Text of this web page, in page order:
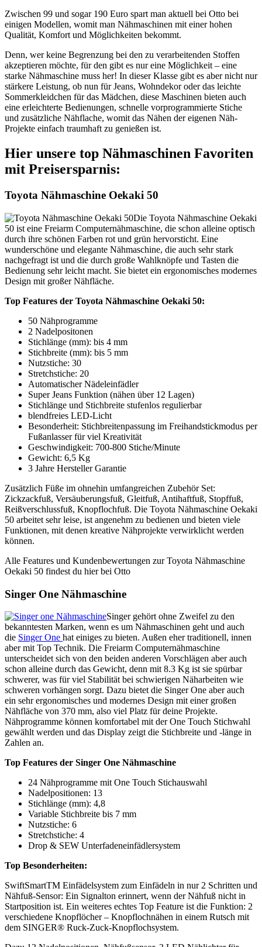
Zwischen 99 und sogar 190 Euro spart man aktuell bei Otto bei
einigen Modellen, womit man Nähmaschinen mit einer hohen
Qualität, Komfort und Möglichkeiten bekommt.
Denn, wer keine Begrenzung bei den zu verarbeitenden Stoffen
akzeptieren möchte, für den gibt es nur eine Möglichkeit – eine
starke Nähmaschine muss her! In dieser Klasse gibt es aber nicht nur
stärkere Leistung, ob nun für Jeans, Wohndekor oder das leichte
Sommerkleidchen für das Mädchen, diese Maschinen bieten auch
eine erleichterte Bedienungen, schnelle vorprogrammierte Stiche
und zusätzliche Nähflache, womit das Nähen der eigenen Näh-
Projekte einfach traumhaft zu genießen ist.
Hier unsere top Nähmaschinen Favoriten
mit Preisersparnis:
Toyota Nähmaschine Oekaki 50
Die Toyota Nähmaschine Oekaki
50 ist eine Freiarm Computernähmaschine, die schon alleine optisch
durch ihre schönen Farben rot und grün hervorsticht. Eine
wunderschöne und elegante Nähmaschine, die auch sehr stark
nachgefragt ist und die durch große Wahlknöpfe und Tasten die
Bedienung sehr leicht macht. Sie bietet ein ergonomisches modernes
Design mit großer Nähfläche.
Top Features der Toyota Nähmaschine Oekaki 50:
50 Nähprogramme
2 Nadelpositonen
Stichlänge (mm): bis 4 mm
Stichbreite (mm): bis 5 mm
Nutzstiche: 30
Stretchstiche: 20
Automatischer Nädeleinfädler
Super Jeans Funktion (nähen über 12 Lagen)
Stichlänge und Stichbreite stufenlos regulierbar
blendfreies LED-Licht
Besonderheit: Stichbreitenpassung im Freihandstickmodus per
Fußanlasser für viel Kreativität
Geschwindigkeit: 700-800 Stiche/Minute
Gewicht: 6,5 Kg
3 Jahre Hersteller Garantie
Zusätzlich Füße im ohnehin umfangreichen Zubehör Set:
Zickzackfuß, Versäuberungsfuß, Gleitfuß, Antihaftfuß, Stopffuß,
Reißverschlussfuß, Knopflochfuß. Die Toyota Nähmaschine Oekaki
50 arbeitet sehr leise, ist angenehm zu bedienen und bieten viele
Funktionen, mit denen kreative Nähprojekte verwirklicht werden
können.
Alle Features und Kundenbewertungen zur Toyota Nähmaschine
Oekaki 50 findest du hier bei Otto
Singer One Nähmaschine
Singer gehört ohne Zweifel zu den
bekanntesten Marken, wenn es um Nähmaschinen geht und auch
die Singer One hat einiges zu bieten. Außen eher traditionell, innen
aber mit Top Technik. Die Freiarm Computernähmaschine
unterscheidet sich von den beiden anderen Vorschlägen aber auch
schon alleine durch das Gewicht, denn mit 8.3 Kg ist sie spürbar
schwerer, was für viel Stabilität bei schwierigen Näharbeiten wie
schweren vorhängen sorgt. Dazu bietet die Singer One aber auch
ein sehr ergonomisches und modernes Design mit einer großen
Nähfläche von 370 mm, also viel Platz für deine Projekte.
Nähprogramme können komfortabel mit der One Touch Stichwahl
gewählt werden und das Display zeigt die Stichbreite und -länge in
Zahlen an.
Top Features der Singer One Nähmaschine
24 Nähprogramme mit One Touch Stichauswahl
Nadelpositionen: 13
Stichlänge (mm): 4,8
Variable Stichbreite bis 7 mm
Nutzstiche: 6
Stretchstiche: 4
Drop & SEW Unterfadeneinfädlersystem
Top Besonderheiten:
SwiftSmartTM Einfädelsystem zum Einfädeln in nur 2 Schritten und
Nähfuß-Sensor: Ein Signalton erinnert, wenn der Nähfuß nicht in
Startposition ist. Ein weiteres echtes Top Feature ist die Funktion: 2
verschiedene Knopflöcher – Knopflochnähen in einem Rutsch mit
dem SINGER® Ruck-Zuck-Knopflochsystem.